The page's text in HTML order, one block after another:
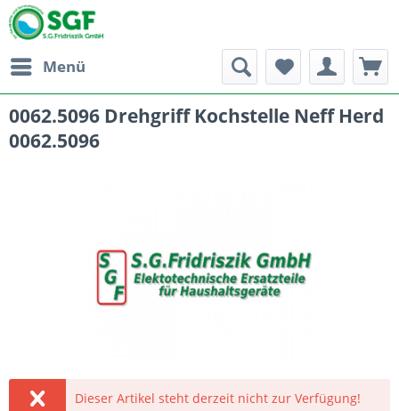
Menü
0062.5096 Drehgriff Kochstelle Neff Herd
0062.5096
Dieser Artikel steht derzeit nicht zur Verfügung!